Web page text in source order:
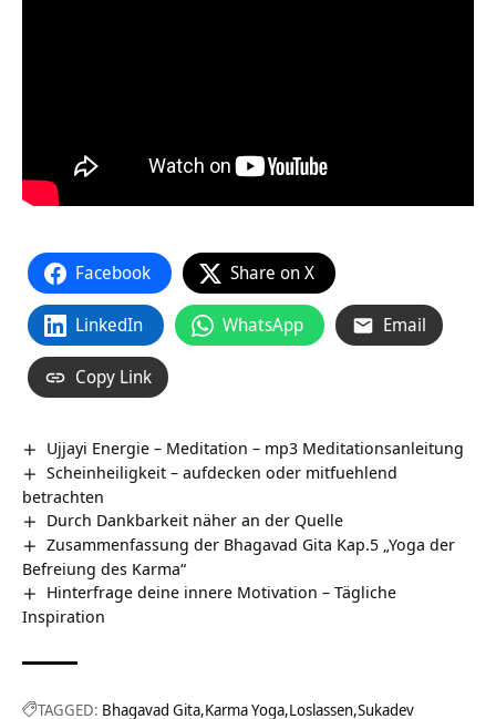
Facebook Share on X
LinkedIn WhatsApp Email
Copy Link
Ujjayi Energie – Meditation – mp3 Meditationsanleitung
Scheinheiligkeit – aufdecken oder mitfuehlend
betrachten
Durch Dankbarkeit näher an der Quelle
Zusammenfassung der Bhagavad Gita Kap.5 „Yoga der
Befreiung des Karma“
Hinterfrage deine innere Motivation – Tägliche
Inspiration
TAGGED: Bhagavad Gita Karma Yoga Loslassen Sukadev